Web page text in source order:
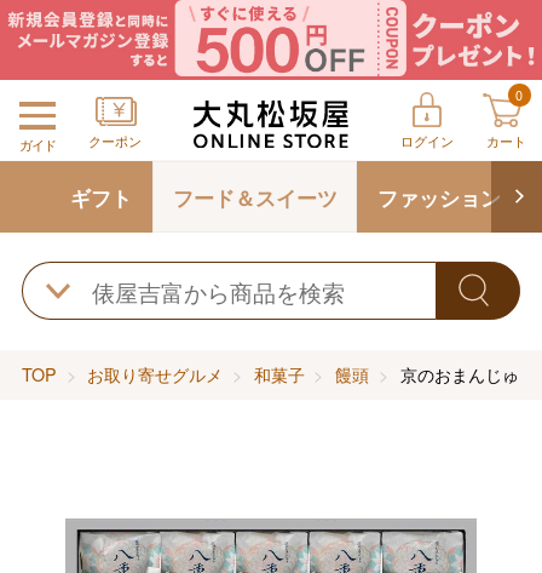
ガイド クーポン ログイン
0
カート
ギフト フード＆スイーツ ファッション
TOP お取り寄せグルメ 和菓子 饅頭 京のおまんじゅ